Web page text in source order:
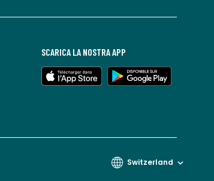
SCARICA LA NOSTRA APP
Switzerland